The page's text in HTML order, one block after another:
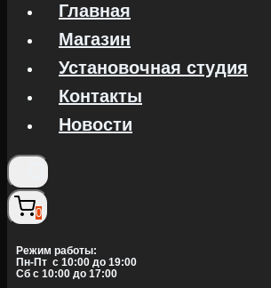
Главная
Магазин
Установочная студия
Контакты
Новости
0
Режим работы:
Пн-Пт c 10:00 до 19:00
Сб с 10:00 до 17:00